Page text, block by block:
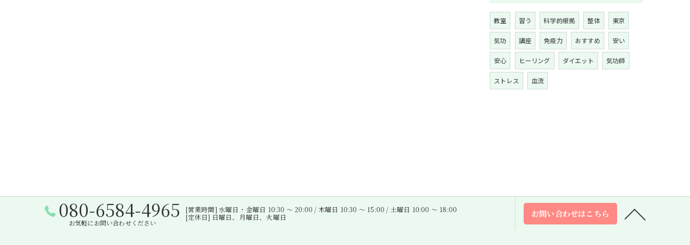
教室 習う 科学的根拠 整体 東京
気功 講座 免疫力 おすすめ 安い
安心 ヒーリング ダイエット 気功師
ストレス 血流
080-6584-4965
お気軽にお問い合わせください
[営業時間] 水曜日・金曜日 10:30 〜 20:00 / 木曜日 10:30 〜 15:00 / 土曜日 10:00 〜 18:00
[定休日] 日曜日、月曜日、火曜日
お問い合わせはこちら